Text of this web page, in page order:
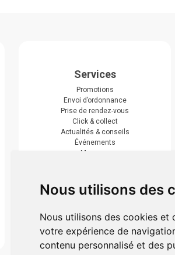
Nous utilisons des
Nous utilisons des cookies et
votre expérience de
contenu personnalisé et des
Services
Promotions
Envoi d’ordonnance
Prise de rendez-vous
Click & collect
Actualités & conseils
Événements
Marques